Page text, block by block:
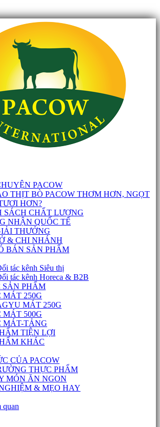
PACOW
THỊT BÒ PACOW THƠM HƠN, NGỌT
HƠN?
SÁCH CHẤT LƯỢNG
NHẬN QUỐC TẾ
THƯỞNG
& CHI NHÁNH
BÁN SẢN PHẨM
tác kênh Siêu thị
tác kênh Horeca & B2B
PHẨM
MÁT 250G
MÁT 250G
MÁT 500G
MÁT-TẢNG
TIỆN LỢI
KHÁC
CỦA PACOW
THỰC PHẨM
MÓN ĂN NGON
& MẸO HAY
quan